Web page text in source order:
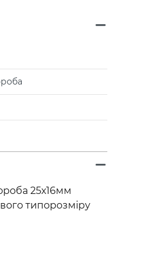
25х16мм
типорозміру